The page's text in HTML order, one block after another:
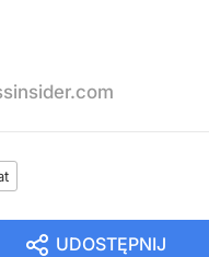
UDOSTĘPNIJ